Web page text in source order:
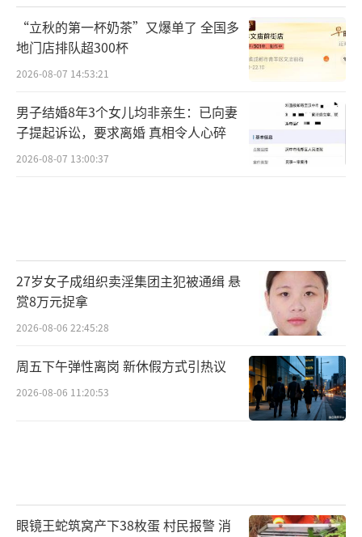
“立秋的第一杯奶茶”又爆单了 全国多
地门店排队超300杯
2026-08-07 14:53:21
男子结婚8年3个女儿均非亲生：已向妻
子提起诉讼，要求离婚 真相令人心碎
2026-08-07 13:00:37
27岁女子成组织卖淫集团主犯被通缉 悬
赏8万元捉拿
2026-08-06 22:45:28
周五下午弹性离岗 新休假方式引热议
2026-08-06 11:20:53
眼镜王蛇筑窝产下38枚蛋 村民报警 消